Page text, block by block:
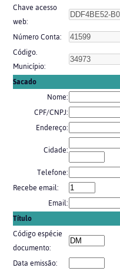
Chave acesso
web:
Número Conta:
Código.
Município:
Sacado
Nome:
CPF/CNPJ:
Endereço:
Cidade:
Telefone:
Recebe email:
Email:
Título
Código espécie
documento:
Data emissão: